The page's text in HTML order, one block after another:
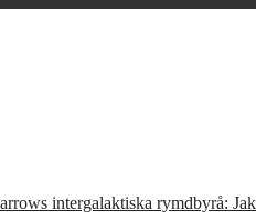
intergalaktiska rymdbyrå: